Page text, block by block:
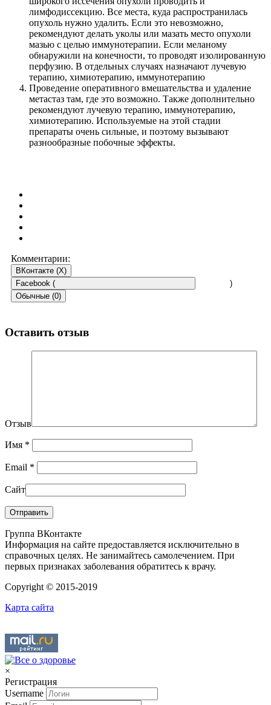
лимфодиссекцию. Все места, куда распространилась
опухоль нужно удалить. Если это невозможно,
рекомендуют делать уколы или мазать место опухоли
мазью с целью иммунотерапии. Если меланому
обнаружили на конечности, то проводят изолированную
перфузию. В отдельных случаях назначают лучевую
терапию, химиотерапию, иммунотерапию
Проведение оперативного вмешательства и удаление
метастаз там, где это возможно. Также дополнительно
рекомендуют лучевую терапию, иммунотерапию,
химиотерапию. Используемые на этой стадии
препараты очень сильные, и поэтому вызывают
разнообразные побочные эффекты.
Комментарии:
ВКонтакте (X)
Facebook (
)
Обычные (0)
Оставить отзыв
Отзыв
Имя *
Email *
Сайт
Группа ВКонтакте
Информация на сайте предоставляется исключительно в
справочных целях. Не занимайтесь самолечением. При
первых признаках заболевания обратитесь к врачу.
Copyright © 2015-2019
Карта сайта
×
Регистрация
Username